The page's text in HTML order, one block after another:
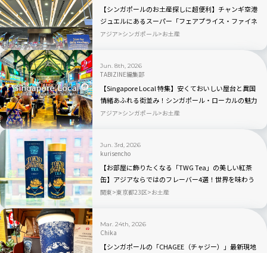
【シンガポールのお土産探しに超便利】チャンギ空港
ジュエルにあるスーパー「フェアプライス・ファイネ
スト」は品揃えよし！
アジア シンガポール お土産
Jun. 8th, 2026
TABIZINE編集部
【Singapore Local 特集】安くておいしい屋台と異国
情緒あふれる街並み！シンガポール・ローカルの魅力
アジア シンガポール お土産
Jun. 3rd, 2026
kurisencho
【お部屋に飾りたくなる「TWG Tea」の美しい紅茶
缶】アジアならではのフレーバー4選！世界を味わう
旅
関東 東京都23区 お土産
Mar. 24th, 2026
Chika
【シンガポールの「CHAGEE（チャジー）」最新現地